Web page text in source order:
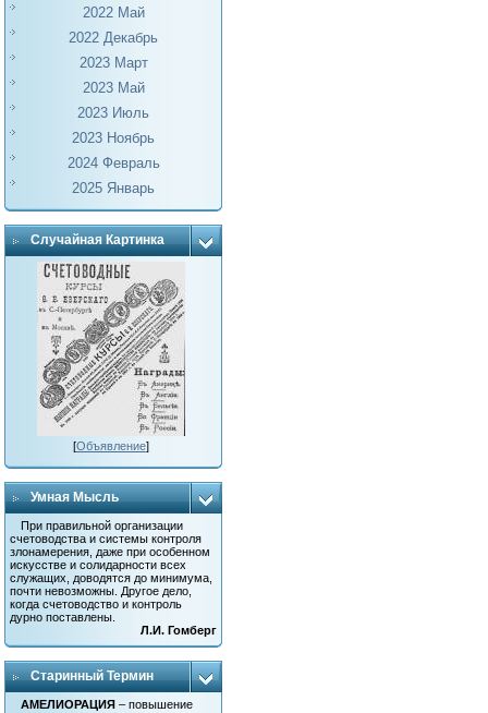
2022 Май
2022 Декабрь
2023 Март
2023 Май
2023 Июль
2023 Ноябрь
2024 Февраль
2025 Январь
Случайная Картинка
[Объявление]
Умная Мысль
При правильной организации
счетоводства и системы контроля
злонамерения, даже при особенном
искусстве и солидарности всех
служащих, доводятся до минимума,
почти невозможны. Другое дело,
когда счетоводство и контроль
дурно поставлены.
Л.И. Гомберг
Старинный Термин
АМЕЛИОРАЦИЯ – повышение